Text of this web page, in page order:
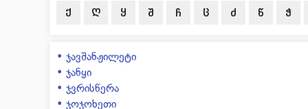
ქ ღ ყ შ ჩ ც ძ წ ჭ
• ჯავშანჟილეტი
• ჯანყი
• ჯვრისწერა
• ჯოჯოხეთი